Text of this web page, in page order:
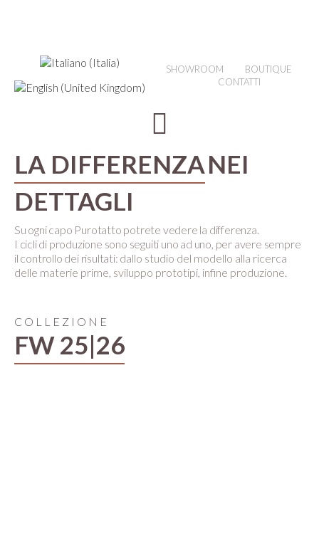
SHOWROOM
BOUTIQUE
CONTATTI
LA DIFFERENZANEI
DETTAGLI
Su ogni capo Purotatto potrete vedere la differenza.
I cicli di produzione sono seguiti uno ad uno, per avere sempre
il controllo dei risultati: dallo studio del modello alla ricerca
delle materie prime, sviluppo prototipi, infine produzione.
COLLEZIONE
FW 25|26